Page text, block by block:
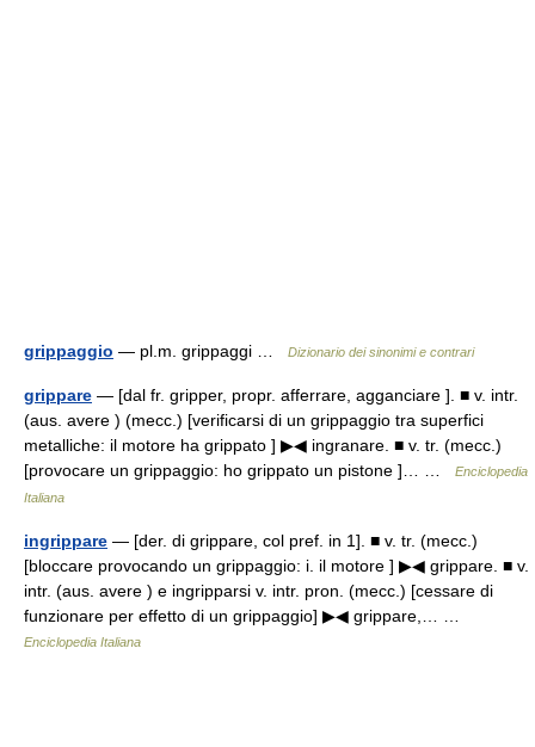
grippaggio — pl.m. grippaggi … Dizionario dei sinonimi e contrari
grippare — [dal fr. gripper, propr. afferrare, agganciare ]. ■ v. intr.
(aus. avere ) (mecc.) [verificarsi di un grippaggio tra superfici
metalliche: il motore ha grippato ] ▶◀ ingranare. ■ v. tr. (mecc.)
[provocare un grippaggio: ho grippato un pistone ]… …
Enciclopedia
Italiana
ingrippare — [der. di grippare, col pref. in 1]. ■ v. tr. (mecc.)
[bloccare provocando un grippaggio: i. il motore ] ▶◀ grippare. ■ v.
intr. (aus. avere ) e ingripparsi v. intr. pron. (mecc.) [cessare di
funzionare per effetto di un grippaggio] ▶◀ grippare,… …
Enciclopedia Italiana